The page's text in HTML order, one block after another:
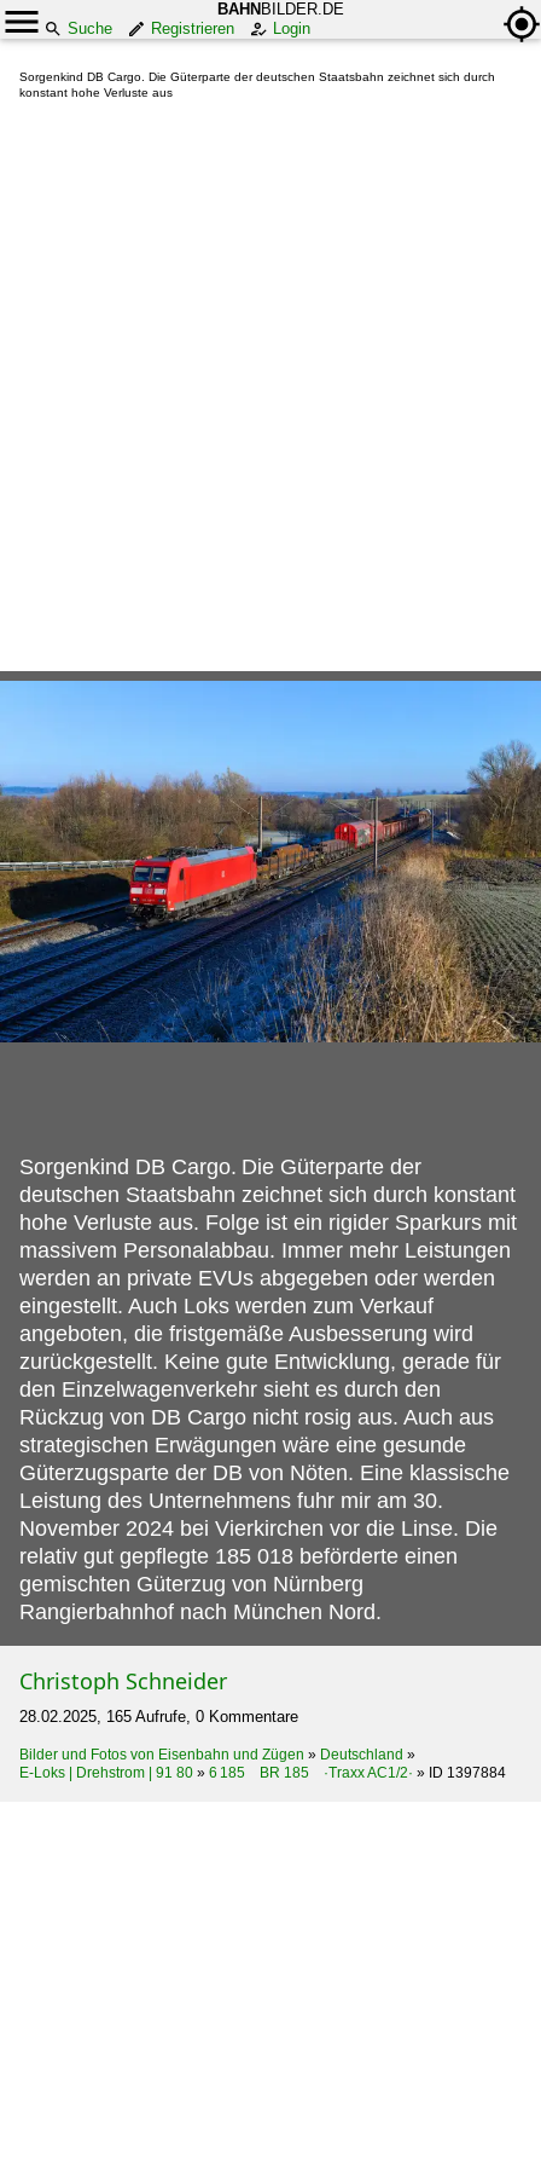
BAHN BILDER.DE
Suche
Registrieren Login
Sorgenkind DB Cargo. Die Güterparte der deutschen Staatsbahn zeichnet sich durch
konstant hohe Verluste aus
Sorgenkind DB Cargo. Die Güterparte der
deutschen Staatsbahn zeichnet sich durch konstant
hohe Verluste aus. Folge ist ein rigider Sparkurs mit
massivem Personalabbau. Immer mehr Leistungen
werden an private EVUs abgegeben oder werden
eingestellt. Auch Loks werden zum Verkauf
angeboten, die fristgemäße Ausbesserung wird
zurückgestellt. Keine gute Entwicklung, gerade für
den Einzelwagenverkehr sieht es durch den
Rückzug von DB Cargo nicht rosig aus. Auch aus
strategischen Erwägungen wäre eine gesunde
Güterzugsparte der DB von Nöten. Eine klassische
Leistung des Unternehmens fuhr mir am 30.
November 2024 bei Vierkirchen vor die Linse. Die
relativ gut gepflegte 185 018 beförderte einen
gemischten Güterzug von Nürnberg
Rangierbahnhof nach München Nord.
Christoph Schneider
28.02.2025, 165 Aufrufe, 0 Kommentare
Bilder und Fotos von Eisenbahn und Zügen » Deutschland »
E-Loks | Drehstrom | 91 80 » 6 185 BR 185 ·Traxx AC1/2· » ID 1397884